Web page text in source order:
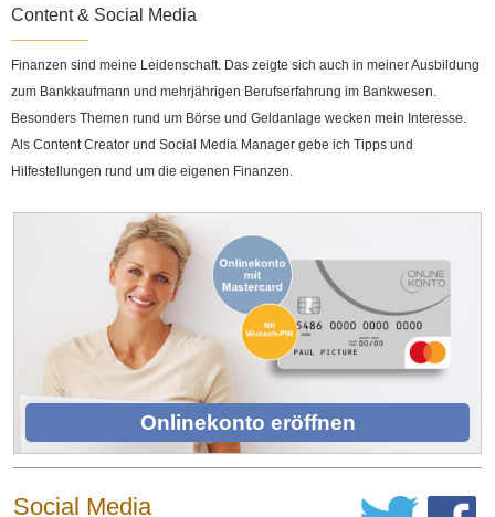
Content & Social Media
Finanzen sind meine Leidenschaft. Das zeigte sich auch in meiner Ausbildung
zum Bankkaufmann und mehrjährigen Berufserfahrung im Bankwesen.
Besonders Themen rund um Börse und Geldanlage wecken mein Interesse.
Als Content Creator und Social Media Manager gebe ich Tipps und
Hilfestellungen rund um die eigenen Finanzen.
Onlinekonto eröffnen
Social Media